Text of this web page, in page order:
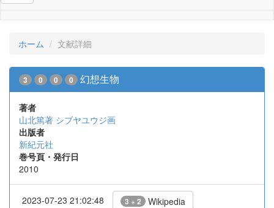
ホーム 文献詳細
3 0 0 0 幻想生物
著者
山北篤著 シブヤユウジ画
出版者
新紀元社
巻号頁・発行日
2010
2023-07-23 21:02:48 3 + 2 Wikipedia